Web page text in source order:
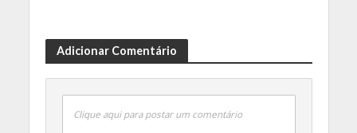
Adicionar Comentário
Clique aqui para postar um comentário